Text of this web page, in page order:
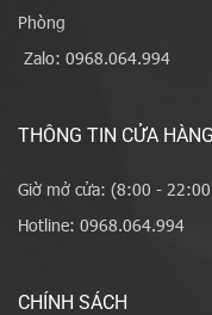
Phòng
Zalo: 0968.064.994
THÔNG TIN CỬA HÀNG
Giờ mở cửa: (8:00 -
Hotline: 0968.064.994
CHÍNH SÁCH